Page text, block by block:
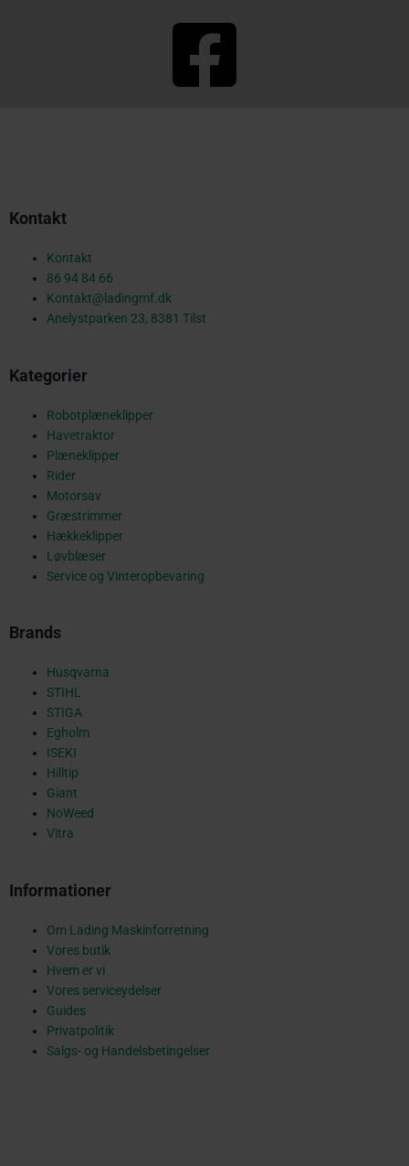
F
b
k
a
e
Kontakt
Kontakt
86 94 84 66
Kontakt@ladingmf.dk
Anelystparken 23, 8381 Tilst
Kategorier
Robotplæneklipper
Havetraktor
Plæneklipper
Rider
Motorsav
Græstrimmer
Hækkeklipper
Løvblæser
Service og Vinteropbevaring
Brands
Husqvarna
STIHL
STIGA
Egholm
ISEKI
Hilltip
Giant
NoWeed
Vitra
Informationer
Om Lading Maskinforretning
Vores butik
Hvem er vi
Vores serviceydelser
Guides
Privatpolitik
Salgs- og Handelsbetingelser